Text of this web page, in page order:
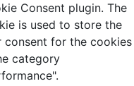
Consent plugin. The
is used to store the
consent for the cookies
category